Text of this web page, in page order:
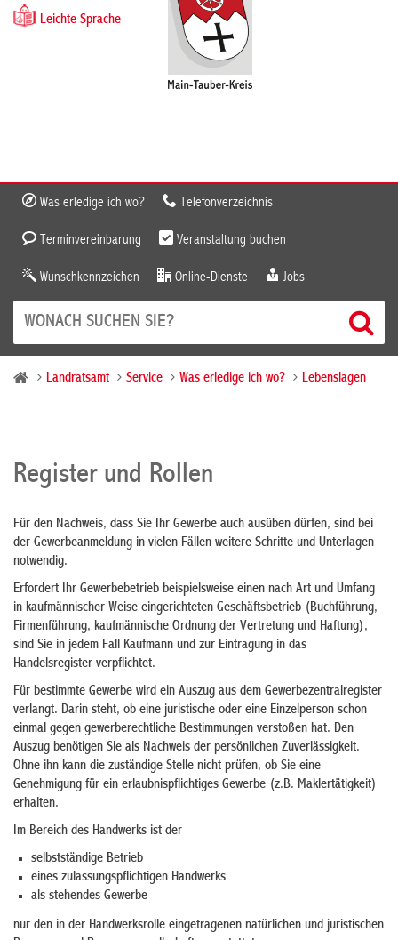
Leichte Sprache
Was erledige ich wo? Telefonverzeichnis
Terminvereinbarung Veranstaltung buchen
Wunschkennzeichen Online-Dienste Jobs
Landratsamt Service Was erledige ich wo? Lebenslagen
Register und Rollen
Für den Nachweis, dass Sie Ihr Gewerbe auch ausüben dürfen, sind bei
der Gewerbeanmeldung in vielen Fällen weitere Schritte und Unterlagen
notwendig.
Erfordert Ihr Gewerbebetrieb beispielsweise einen nach Art und Umfang
in kaufmännischer Weise eingerichteten Geschäftsbetrieb (Buchführung,
Firmenführung, kaufmännische Ordnung der Vertretung und Haftung),
sind Sie in jedem Fall Kaufmann und zur Eintragung in das
Handelsregister verpflichtet.
Für bestimmte Gewerbe wird ein Auszug aus dem Gewerbezentralregister
verlangt. Darin steht, ob eine juristische oder eine Einzelperson schon
einmal gegen gewerberechtliche Bestimmungen verstoßen hat. Den
Auszug benötigen Sie als Nachweis der persönlichen Zuverlässigkeit.
Ohne ihn kann die zuständige Stelle nicht prüfen, ob Sie eine
Genehmigung für ein erlaubnispflichtiges Gewerbe (z.B. Maklertätigkeit)
erhalten.
Im Bereich des Handwerks ist der
selbstständige Betrieb
eines zulassungspflichtigen Handwerks
als stehendes Gewerbe
nur den in der Handwerksrolle eingetragenen natürlichen und juristischen